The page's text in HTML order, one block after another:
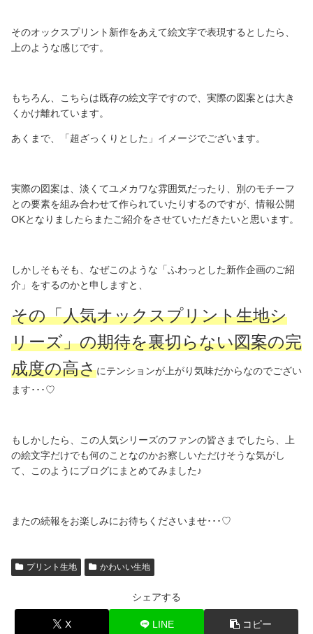
そのオックスプリント新作をあえて絵文字で表現するとしたら、
上のような感じです。
もちろん、こちらは既存の絵文字ですので、実際の図案とは大き
くかけ離れています。
あくまで、「超ざっくりとした」イメージでございます。
実際の図案は、淡くてユメカワな雰囲気だったり、別のモチーフ
との要素を組み合わせて作られていたりするのですが、情報公開
OKとなりましたらまたご紹介をさせていただきたいと思います。
しかしそもそも、なぜこのような「ふわっとした新作企画のご紹
介」をするのかと申しますと、
その「人気オックスプリント生地シ
リーズ」の期待を裏切らない図案の完
成度の高さにテンションが上がり気味だからなのでござい
ます･･･♡
もしかしたら、この人気シリーズのファンの皆さまでしたら、上
の絵文字だけでも何のことなのかお察しいただけそうな気がし
て、このようにブログにまとめてみました♪
またの続報をお楽しみにお待ちくださいませ･･･♡
プリント生地 かわいい生地
シェアする
X LINE コピー